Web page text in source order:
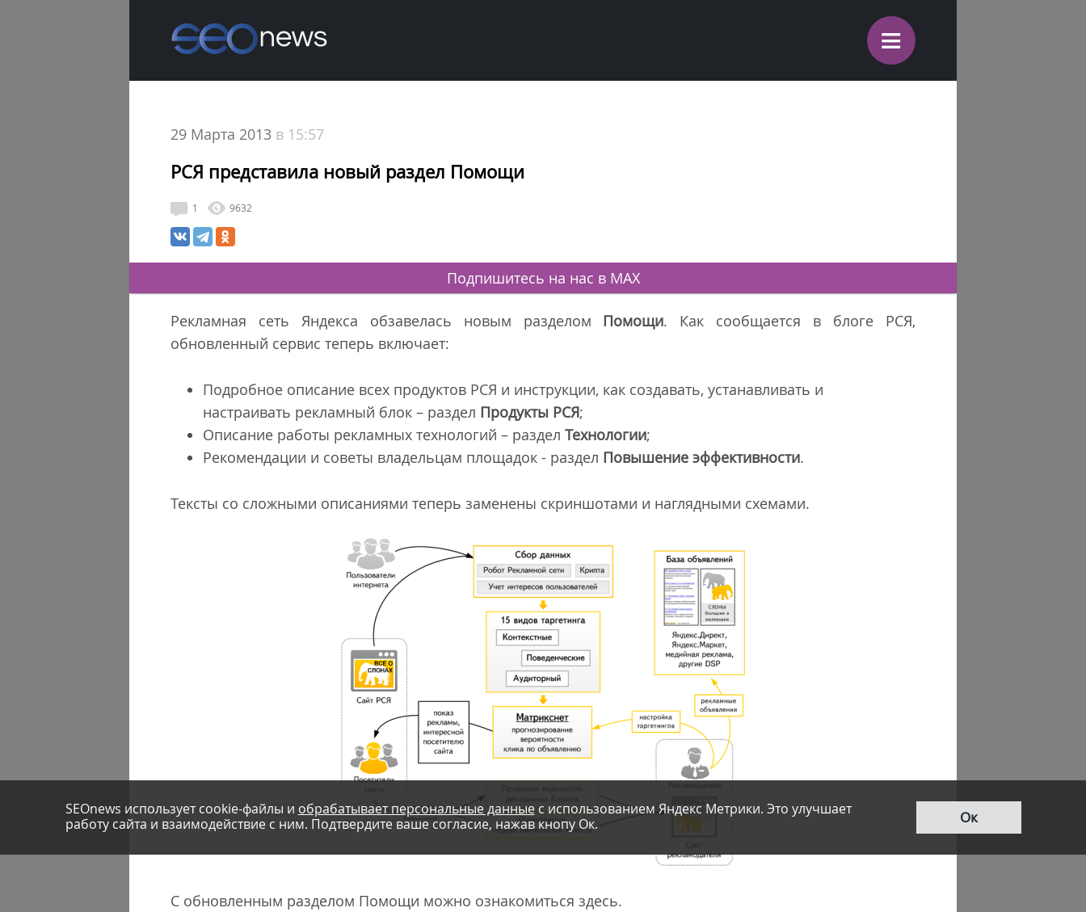
≡
29 Марта 2013 в 15:57
РСЯ представила новый раздел Помощи
1 9632
Подпишитесь на нас в MAX
Рекламная сеть Яндекса обзавелась новым разделом Помощи. Как сообщается в блоге РСЯ,
обновленный сервис теперь включает:
Подробное описание всех продуктов РСЯ и инструкции, как создавать, устанавливать и
настраивать рекламный блок – раздел Продукты РСЯ;
Описание работы рекламных технологий – разделТехнологии;
Рекомендации и советы владельцам площадок - раздел Повышение эффективности.
Тексты со сложными описаниями теперь заменены скриншотами и наглядными схемами.
С обновленным разделом Помощи можно ознакомитьсяздесь.
SEOnews использует cookie-файлы и обрабатывает персональные данныес использованием Яндекс Метрики. Это улучшает
работу сайта и взаимодействие с ним. Подтвердите ваше согласие, нажав кнопу Ок.
Ок